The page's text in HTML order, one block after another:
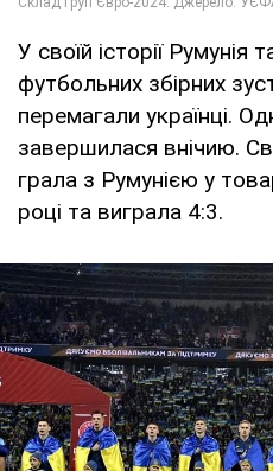
У своїй історії Румунія
футбольних збірних
перемагали українці.
завершилася внічию.
грала з Румунією у
році та виграла 4:3.